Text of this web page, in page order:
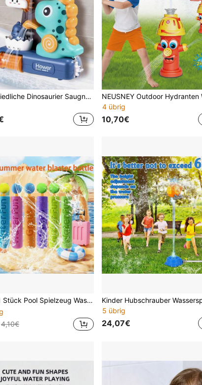
1 Set Niedliche Dinosaurier Saugnapf Badespielzeuge, Duschbrause, Badewannen Wasserspielzeuge, geeignet für Jungen und Mädchen, interaktives Badespielzeug, motiviert Kinder zum Baden, Geburtstagsgeschenk Schwimmbad Badezimmer Wasserspray Duschspielzeug für Babys
4 übrig
10,70€
Wasserpistole, Strandspielzeug, Schwimmspielzeug, Wasserspielzeug, Outdoor-Spielzeug, gerade Röhre Schaum EVA Material Sommer Strand Wasserkampf Spritzpistole, 2026 - Für Jungen & Mädchen, interaktiv, sozial, Familie, Bestseller, Explosionsmodell, Geschenk für Freund/Freundin, Geburtstagsgeschenk, Party, perfektes Geschenk
4,10€
5 übrig
24,07€